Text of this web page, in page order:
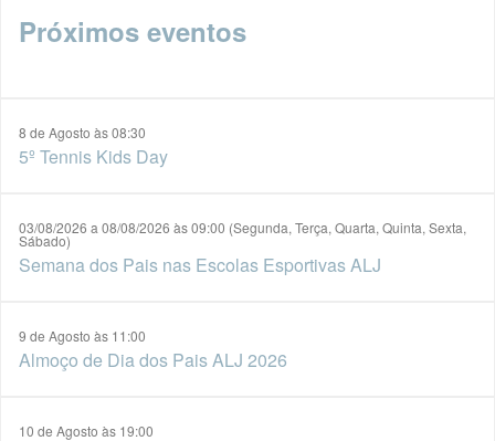
Próximos eventos
8 de Agosto às 08:30
5º Tennis Kids Day
03/08/2026 a 08/08/2026 às 09:00 (Segunda, Terça, Quarta, Quinta, Sexta,
Sábado)
Semana dos Pais nas Escolas Esportivas ALJ
9 de Agosto às 11:00
Almoço de Dia dos Pais ALJ 2026
10 de Agosto às 19:00